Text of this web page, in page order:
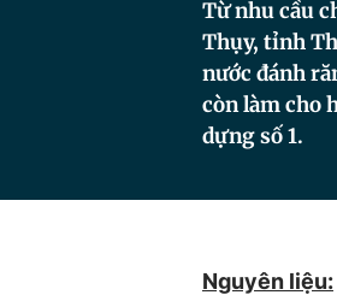
Từ nhu cầu
Thụy, tỉnh
nước đánh
còn làm cho
dựng số 1.
Nguyên liệu: